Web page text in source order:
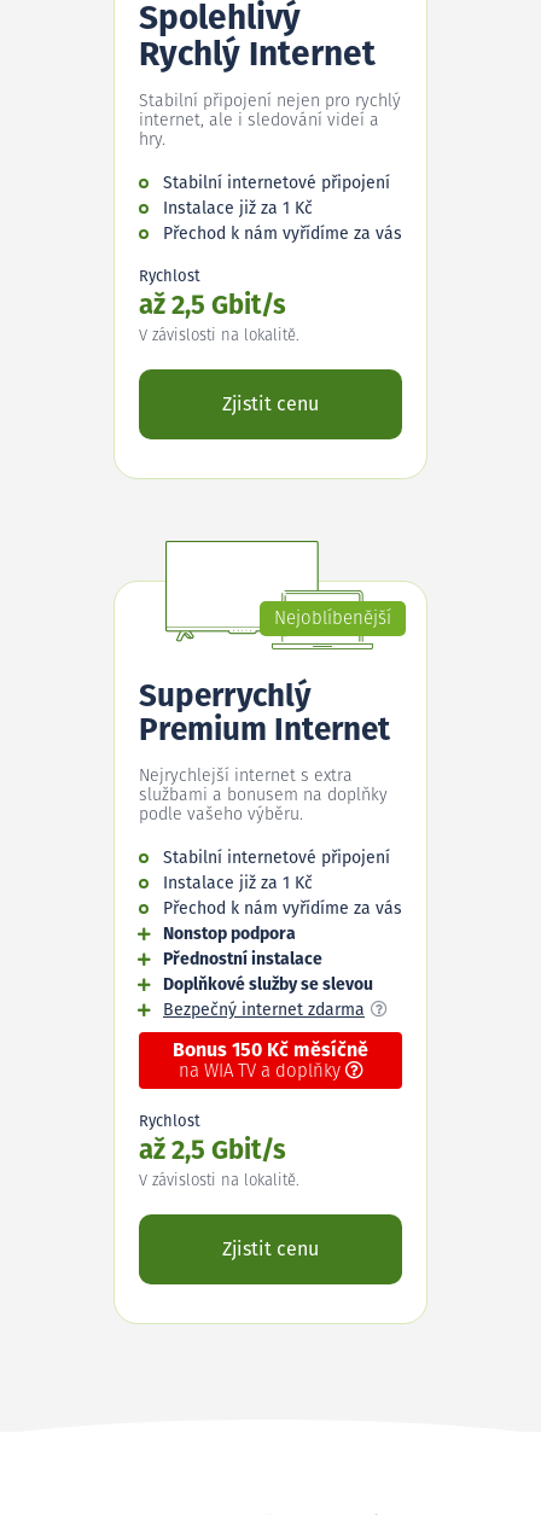
Spolehlivý
Rychlý Internet
Stabilní připojení nejen pro rychlý
internet, ale i sledování videí a
hry.
Stabilní internetové připojení
Instalace již za 1 Kč
Přechod k nám vyřídíme za vás
Rychlost
až 2,5 Gbit/s
V závislosti na lokalitě.
Zjistit cenu
Nejoblíbenější
Superrychlý
Premium Internet
Nejrychlejší internet s extra
službami a bonusem na doplňky
podle vašeho výběru.
Stabilní internetové připojení
Instalace již za 1 Kč
Přechod k nám vyřídíme za vás
Nonstop podpora
Přednostní instalace
Doplňkové služby se slevou
Bezpečný internet zdarma
Bonus 150 Kč měsíčně
na WIA TV a doplňky
Rychlost
až 2,5 Gbit/s
V závislosti na lokalitě.
Zjistit cenu